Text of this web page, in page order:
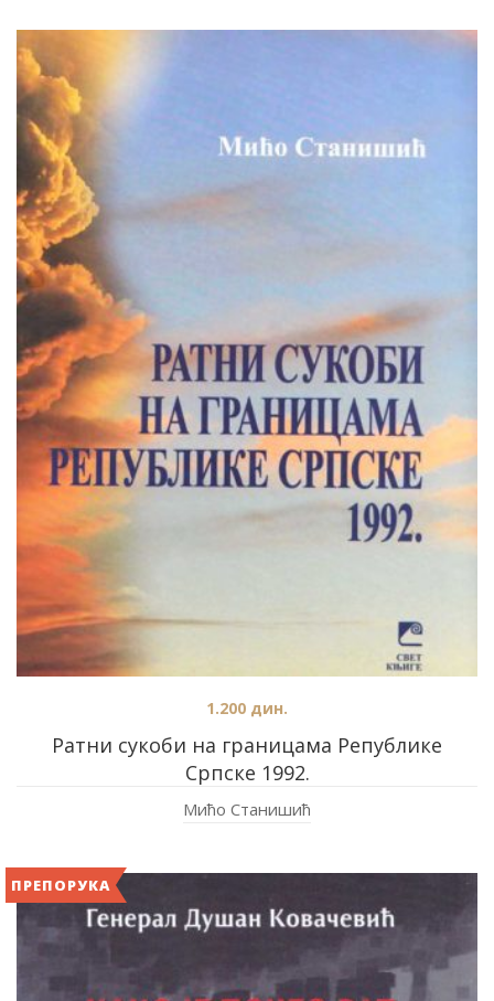
Ратни сукоби на границама Републике
Српске 1992.
1.200 дин.
Мићо Станишић
ПРЕПОРУКА